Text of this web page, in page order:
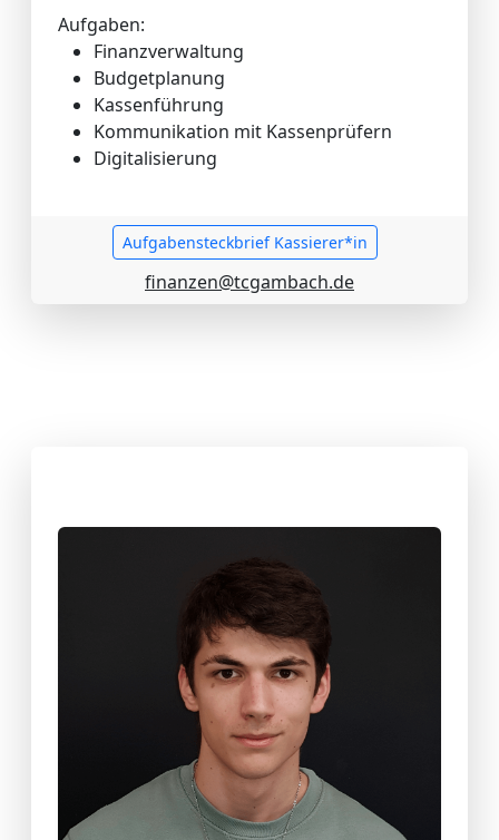
Aufgaben:
Finanzverwaltung
Budgetplanung
Kassenführung
Kommunikation mit Kassenprüfern
Digitalisierung
Aufgabensteckbrief Kassierer*in
finanzen@tcgambach.de